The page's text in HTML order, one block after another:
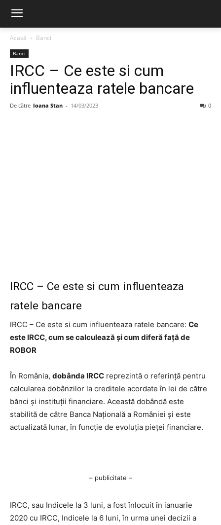
Acasă Banci
Banci
IRCC – Ce este si cum
influenteaza ratele bancare
De către Ioana Stan - 14/03/2023 0
IRCC – Ce este si cum influenteaza
ratele bancare
IRCC – Ce este si cum influenteaza ratele bancare: Ce
este IRCC, cum se calculează și cum diferă față de
ROBOR
În România, dobânda IRCC reprezintă o referință pentru
calcularea dobânzilor la creditele acordate în lei de către
bănci și instituții financiare. Această dobândă este
stabilită de către Banca Națională a României și este
actualizată lunar, în funcție de evoluția pieței financiare.
– publicitate –
IRCC, sau Indicele la 3 luni, a fost înlocuit în ianuarie
2020 cu IRCC, Indicele la 6 luni, în urma unei decizii a